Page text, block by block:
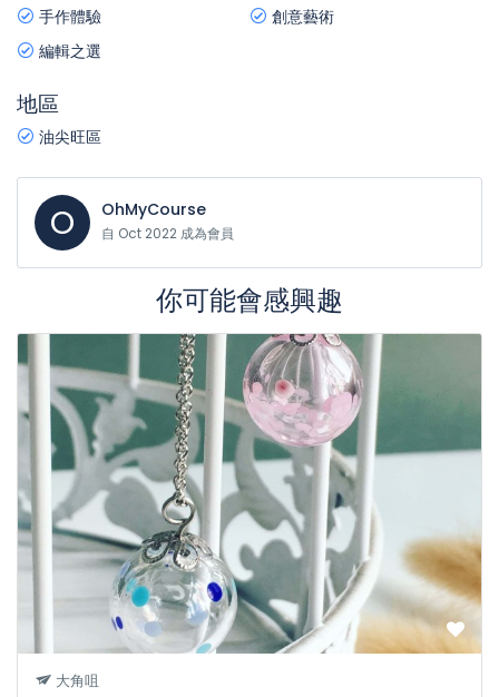
手作體驗
創意藝術
編輯之選
地區
油尖旺區
O OhMyCourse
自 Oct 2022 成為會員
你可能會感興趣
大角咀